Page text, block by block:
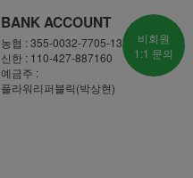
BANK ACCOUNT
농협 : 355-0032-7705-13
신한 : 110-427-887160
예금주 :
플라워리퍼블릭(박상현)
비회원
1:1 문의